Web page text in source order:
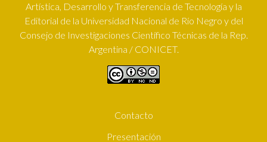
Artística, Desarrollo y Transferencia de Tecnología y la
Editorial de la Universidad Nacional de Río Negro y del
Consejo de Investigaciones Científico Técnicas de la Rep.
Argentina / CONICET.
SUBFOOTER
Contacto
Presentación